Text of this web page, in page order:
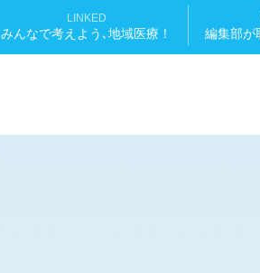
LINKED
みんなで考えよう､地域医療！ 編集部が